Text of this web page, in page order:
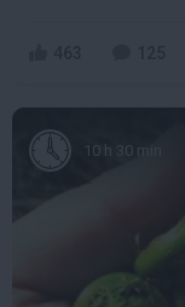
10 h 30 min